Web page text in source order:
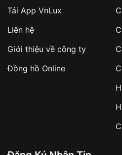
sản phẩm đặc biệt
hàng
Số tiền còn lại thanh
✔️ Đảm bảo xử lý đơn
✔️ Hạn chế tình trạng
Tải App VnLux
Liên hệ
Giới thiệu về công ty
Đồng hồ Online